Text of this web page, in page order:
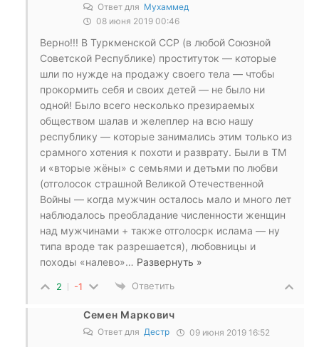
Ответ для Мухаммед
08 июня 2019 00:46
Верно!!! В Туркменской ССР (в любой Союзной
Советской Республике) проституток — которые
шли по нужде на продажу своего тела — чтобы
прокормить себя и своих детей — не было ни
одной! Было всего несколько презираемых
обществом шалав и желеплер на всю нашу
республику — которые занимались этим только из
срамного хотения к похоти и разврату. Были в ТМ
и «вторые жёны» с семьями и детьми по любви
(отголосок страшной Великой Отечественной
Войны — когда мужчин осталось мало и много лет
наблюдалось преобладание численности женщин
над мужчинами + также отголосрк ислама — ну
типа вроде так разрешается), любовницы и
походы «налево»… Развернуть »
2 -1 Ответить
Семен Маркович
Ответ для Дестр 09 июня 2019 16:52